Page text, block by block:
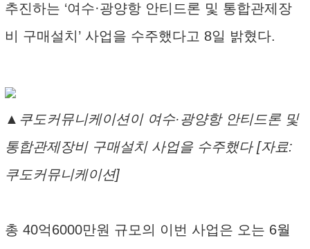
추진하는 ‘여수·광양항 안티드론 및 통합관제장
비 구매설치’ 사업을 수주했다고 8일 밝혔다.
▲쿠도커뮤니케이션이 여수·광양항 안티드론 및
통합관제장비 구매설치 사업을 수주했다 [자료:
쿠도커뮤니케이션]
총 40억6000만원 규모의 이번 사업은 오는 6월